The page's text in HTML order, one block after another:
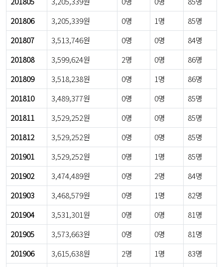
201806
3,205,339원 0명 1명
85명
201807
3,513,746원 0명 0명
84명
201808
3,599,624원 2명 0명
86명
201809
3,518,238원 0명 1명
86명
201810
3,489,377원 0명 0명
85명
201811
3,529,252원 0명 0명
85명
201812
3,529,252원 0명 0명
85명
201901
3,529,252원 0명 1명
85명
201902
3,474,489원 0명 2명
84명
201903
3,468,579원 0명 1명
82명
201904
3,531,301원 0명 0명
81명
201905
3,573,663원 0명 0명
81명
201906
3,615,638원 2명 1명
83명